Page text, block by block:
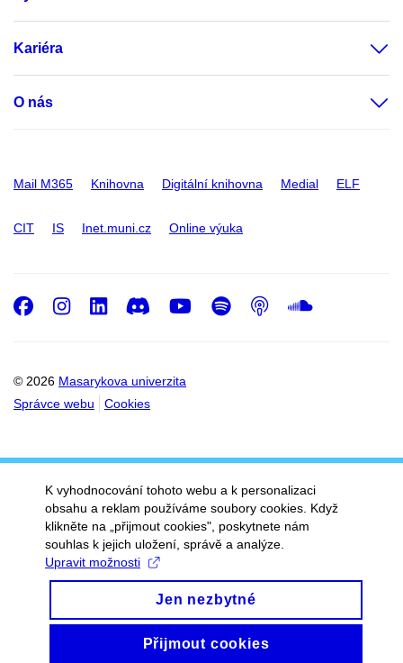
Kariéra
O nás
Mail M365 Knihovna Digitální knihovna Medial ELF
CIT IS Inet.muni.cz Online výuka
© 2026 Masarykova univerzita
Správce webu
Cookies
Facebook
Instagram
LinkedIn
DiscordYoutube
Spotify
Podcast
K vyhodnocování tohoto webu a k personalizaci
obsahu a reklam používáme soubory cookies. Když
klikněte na „přijmout cookies", poskytnete nám
souhlas k jejich uložení, správě a analýze.
Upravit možnosti
Jen nezbytné
Přijmout cookies